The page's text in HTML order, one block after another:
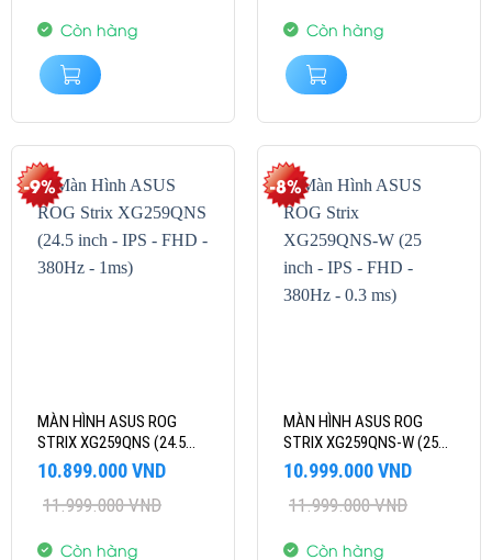
7.489.000 VND.
Còn hàng
11.999.000 VND.
Còn hàng
-9%
MÀN HÌNH ASUS ROG
STRIX XG259QNS (24.5
INCH – IPS – FHD – 380HZ
– 1MS)
11.999.000VND
Giá
là:
10.899.000VND
Giá
tại
10.899.000 VND.
Còn hàng
-8%
MÀN HÌNH ASUS ROG
STRIX XG259QNS-W (25
INCH – IPS – FHD – 380HZ
– 0.3 MS)
11.999.000VND
Giá
là:
10.999.000VND
Giá
tại
10.999.000 VND.
Còn hàng